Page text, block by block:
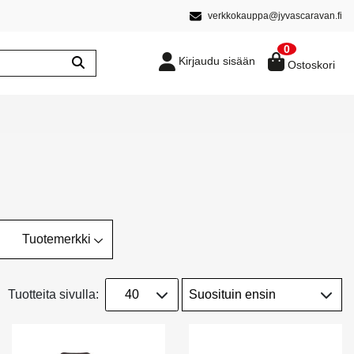
verkkokauppa@jyvascaravan.fi
Kirjaudu sisään
0
Ostoskori
Tuotemerkki
Tuotteita sivulla: